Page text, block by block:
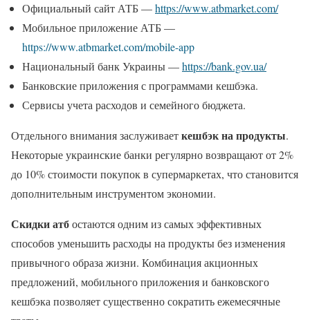
Официальный сайт АТБ —https://www.atbmarket.com/
Мобильное приложение АТБ —
https://www.atbmarket.com/mobile-app
Национальный банк Украины —https://bank.gov.ua/
Банковские приложения с программами кешбэка.
Сервисы учета расходов и семейного бюджета.
Отдельного внимания заслуживаеткешбэк на продукты.
Некоторые украинские банки регулярно возвращают от 2%
до 10% стоимости покупок в супермаркетах, что становится
дополнительным инструментом экономии.
Скидки атбостаются одним из самых эффективных
способов уменьшить расходы на продукты без изменения
привычного образа жизни. Комбинация акционных
предложений, мобильного приложения и банковского
кешбэка позволяет существенно сократить ежемесячные